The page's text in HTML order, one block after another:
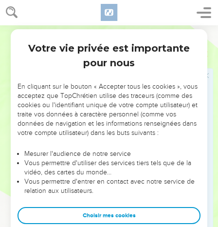
3
16 Ou bien, comme l'avorton caché, je n'existerais pas ;
comme les petits enfants qui n'ont pas vu la lumière.
reposent les hommes fatigués ;
Avec eux, les captifs sont tranquilles : ils n'entendent plus
Là, le petit et le grand sont ensemble, et l'esclave est
délivré de son maître.
Pourquoi donne-t-on la lumière au malheureux, et la vie à
ceux dont l'âme est pleine d'amertume ?
recherchent plus qu'un trésor,
Qui seraient contents jusqu'à l'allégresse et ravis de joie,
s'ils trouvaient le tombeau ?
A l'homme qui ne connaît pas sa voie et que Dieu cerne
de tous côtés ?
Car je soupire au lieu de manger, et mes cris se répandent
Votre vie privée est importante
pour nous
En cliquant sur le bouton « Accepter tous les cookies », vous
acceptez que TopChrétien utilise des traceurs (comme des
cookies ou l'identifiant unique de votre compte utilisateur) et
traite vos données à caractère personnel (comme vos
données de navigation et les informations renseignées dans
votre compte utilisateur) dans les buts suivants :
Mesurer l'audience de notre service
Vous permettre d'utiliser des services tiers tels que de la
vidéo, des cartes du monde…
Vous permettre d'entrer en contact avec notre service de
relation aux utilisateurs.
Choisir mes cookies